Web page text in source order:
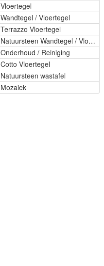
Vloertegel
Wandtegel / Vloertegel
Terrazzo Vloertegel
Natuursteen Wandtegel / Vloertegel
Onderhoud / Reiniging
Cotto Vloertegel
Natuursteen wastafel
Mozaiek